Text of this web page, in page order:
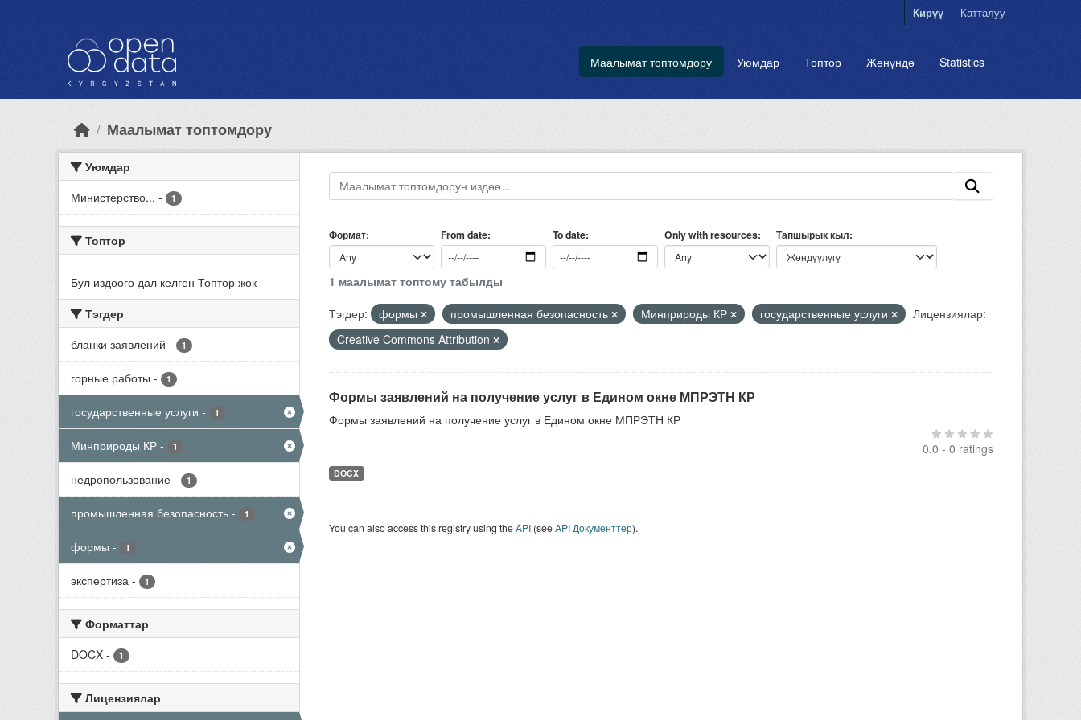
Кирүү Катталуу
Маалымат топтомдору Уюмдар Топтор Жөнүндө Statistics
Маалымат топтомдору
Уюмдар
Министерство... - 1
Топтор
Бул издөөгө дал келген Топтор жок
Тэгдер
бланки заявлений - 1
горные работы - 1
государственные услуги - 1
Минприроды КР - 1
недропользование - 1
промышленная безопасность - 1
формы - 1
экспертиза - 1
Форматтар
DOCX - 1
Лицензиялар
Формат From date To date Only with resources Тапшырык кыл
1 маалымат топтому табылды
Тэгдер:
формы промышленная безопасность Минприроды КР государственные услуги
Лицензиялар:
Creative Commons Attribution
Формы заявлений на получение услуг в Едином окне МПРЭТН КР
Формы заявлений на получение услуг в Едином окне МПРЭТН КР
0.0 - 0 ratings
DOCX
You can also access this registry using theAPI(seeAPI Документтер).